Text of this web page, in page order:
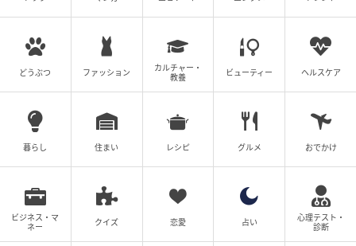
どうぶつ ファッション
カルチャー・
教養
ビューティー ヘルスケア
暮らし 住まい レシピ グルメ おでかけ
ビジネス・マ
ネー
クイズ 恋愛 占い
心理テスト・
診断